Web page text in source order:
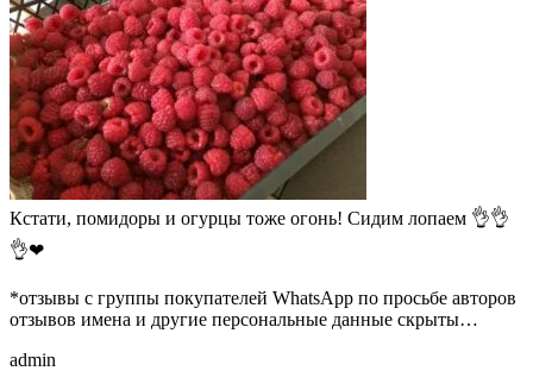
Кстати, помидоры и огурцы тоже огонь! Сидим лопаем 👌👌
👌❤
*отзывы с группы покупателей WhatsApp по просьбе авторов
отзывов имена и другие персональные данные скрыты…
admin